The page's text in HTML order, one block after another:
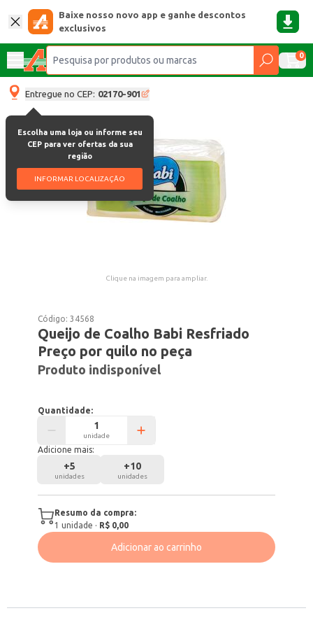
Baixe nosso novo app e ganhe descontos
exclusivos
0
Entregue no CEP: 02170-901
Escolha uma loja ou informe seu
CEP para ver ofertas da sua
região
INFORMAR LOCALIZAÇÃO
Clique na imagem para ampliar.
Código:34568
Queijo de Coalho Babi Resfriado
Preço por quilo no peça
Produto indisponível
Quantidade:
unidade
Adicione mais:
+5
unidades
+10
unidades
Resumo da compra:
1 unidade · R$ 0,00
Adicionar ao carrinho